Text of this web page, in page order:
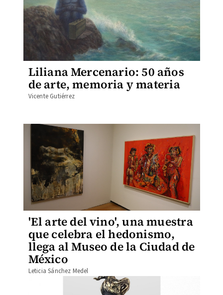
Liliana Mercenario: 50 años
de arte, memoria y materia
Vicente Gutiérrez
'El arte del vino', una muestra
que celebra el hedonismo,
llega al Museo de la Ciudad de
México
Leticia Sánchez Medel